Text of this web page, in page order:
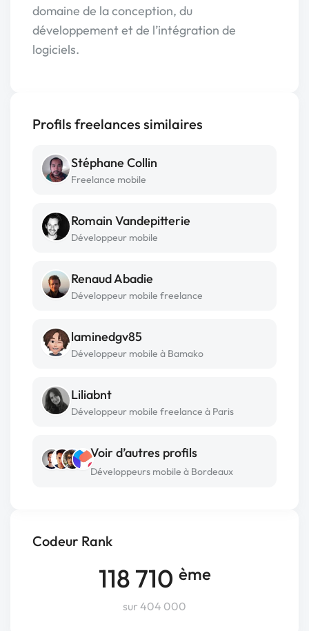
Codeur Rank
118 710 ème
sur 404 000
domaine de la conception, du
développement et de l’intégration de
logiciels.
Profils freelances similaires
Stéphane Collin
Freelance mobile
Romain Vandepitterie
Développeur mobile
Renaud Abadie
Développeur mobile freelance
laminedgv85
Développeur mobile à Bamako
Liliabnt
Développeur mobile freelance à Paris
Voir d’autres profils
Développeurs mobile à Bordeaux